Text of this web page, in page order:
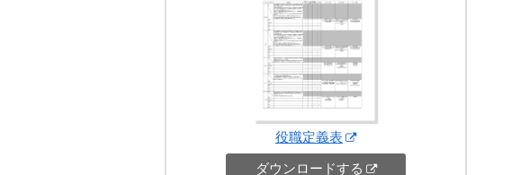
役職定義表
ダウンロードする